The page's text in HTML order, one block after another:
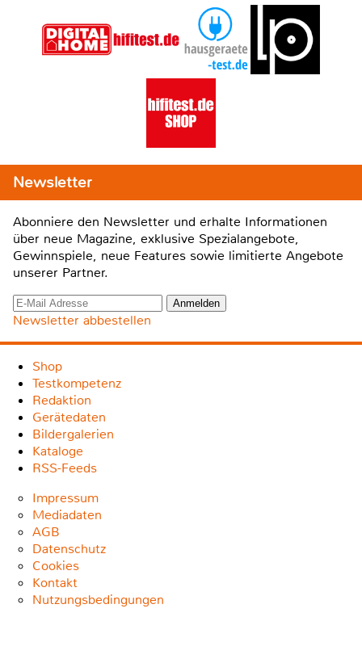
Newsletter
Abonniere den Newsletter und erhalte Informationen
über neue Magazine, exklusive Spezialangebote,
Gewinnspiele, neue Features sowie limitierte Angebote
unserer Partner.
Newsletter abbestellen
Shop
Testkompetenz
Redaktion
Gerätedaten
Bildergalerien
Kataloge
RSS-Feeds
Impressum
Mediadaten
AGB
Datenschutz
Cookies
Kontakt
Nutzungsbedingungen